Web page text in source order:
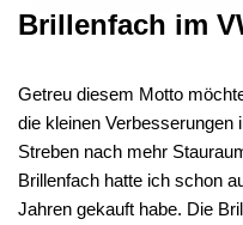
Brillenfach im
Getreu diesem Motto
die kleinen
Streben nach mehr
Brillenfach hatte ich schon
Jahren gekauft habe. Die